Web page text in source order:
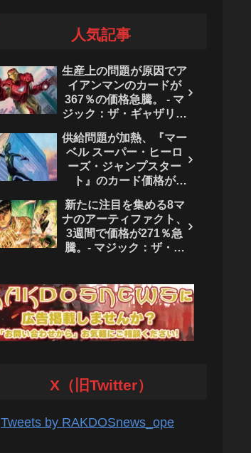
人気記事
生産上の問題が原因でア
イアンマンのカードが
367％の価格急騰。 - マ
ジック：ザ・ギャザリン
供給問題が加熱、『マー
ベル スーパー・ヒーロ
ーズ・ジャンプスター
ト』のカード価格が
ク：ザ・ギャザリング
新たに注目を集める8マ
ナのアーティファクト、
3週間で価格が271％急
騰。- マジック：ザ・ギ
X（旧Twitter）
Tweets by RAKDOSnews_ope